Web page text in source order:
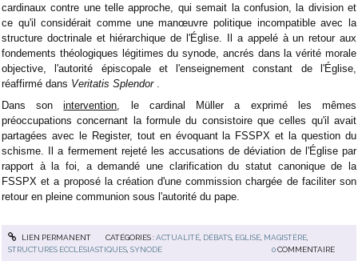
cardinaux contre une telle approche, qui semait la confusion, la division et
ce qu'il considérait comme une manœuvre politique incompatible avec la
structure doctrinale et hiérarchique de l'Église. Il a appelé à un retour aux
fondements théologiques légitimes du synode, ancrés dans la vérité morale
objective, l'autorité épiscopale et l'enseignement constant de l'Église,
réaffirmé dans Veritatis Splendor.
Dans sonintervention, le cardinal Müller a exprimé les mêmes
préoccupations concernant la formule du consistoire que celles qu'il avait
partagées avec le Register, tout en évoquant la FSSPX et la question du
schisme. Il a fermement rejeté les accusations de déviation de l'Église par
rapport à la foi, a demandé une clarification du statut canonique de la
FSSPX et a proposé la création d'une commission chargée de faciliter son
retour en pleine communion sous l'autorité du pape.
LIEN PERMANENT CATÉGORIES :ACTUALITÉ, DÉBATS, EGLISE, MAGISTÈRE,
STRUCTURES ECCLÉSIASTIQUES ,SYNODE 0 COMMENTAIRE